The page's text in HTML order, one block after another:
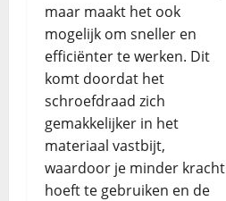
maar maakt het ook
mogelijk om sneller en
efficiënter te werken. Dit
komt doordat het
schroefdraad zich
gemakkelijker in het
materiaal vastbijt,
waardoor je minder kracht
hoeft te gebruiken en de